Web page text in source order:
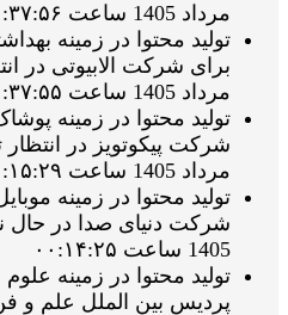
مرداد 1405 ساعت ۰۰:۳۷:۵۶
تولید محتوا در زمینه
مرداد 1405 ساعت ۰۰:۳۷:۵۵
تولید محتوا در زمینه
مرداد 1405 ساعت ۰۰:۱۵:۲۹
تولید محتوا در زمینه
1405 ساعت ۰۰:۱۴:۲۵
تولید محتوا در زمینه
پردیس بین الملل علم و فن